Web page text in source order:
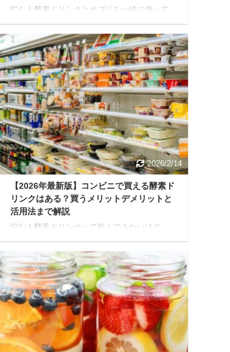
悩む人酵素ドリンクとサプリを一緒に使って
の？ そうお考えの方へ、結論からお伝えしま
す。 酵素ドリンクとサプリメントは、正しい
知識をもって選べば併用可能です。 それぞれ
の役割を理解し、目的に合わせて組み合わせ
れば、単体で使う以上の相乗効果が期待でき
ますが、成分の重複や過剰摂取には注意が必
要です。 本記事では、酵素ドリンクとサプリ
の併用に関する疑問を解消し、あなたの目的
やライフスタイルに合わせた最適な組み合わ
せ方を詳しく解説します。 具体的な併用テク
ニックや、失敗しないた ...
2026/2/14
【2026年最新版】コンビニで買える酵素ド
リンクはある？買うメリットデメリットと
活用法まで解説
悩む人酵素ドリンクって飲んでみたいけど、
どれを選べばいいかわからない… そんな風に
思っていませんか？ かつては専門店や通販で
しか買えなかった酵素ドリンクですが、今で
は近くのコンビニで手に入る場合がありま
す。 本記事では、コンビニで買える酵素ドリ
ンクの選び方から、代替品や、効果を最大限
に引き出す飲み方、さらにはファスティング
（プチ断食）への活用法までわかりやすく解
説します。 あなたにぴったりの酵素ドリンク